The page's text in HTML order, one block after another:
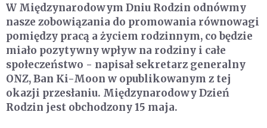
W Międzynarodowym Dniu Rodzin odnówmy
nasze zobowiązania do promowania równowagi
pomiędzy pracą a życiem rodzinnym, co będzie
miało pozytywny wpływ na rodziny i całe
społeczeństwo - napisał sekretarz generalny
ONZ, Ban Ki-Moon w opublikowanym z tej
okazji przesłaniu. Międzynarodowy Dzień
Rodzin jest obchodzony 15 maja.